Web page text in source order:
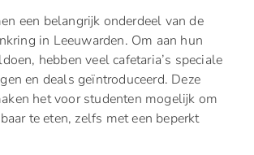
een belangrijk onderdeel van de
in Leeuwarden. Om aan hun
hebben veel cafetaria’s speciale
en deals geïntroduceerd. Deze
het voor studenten mogelijk om
te eten, zelfs met een beperkt